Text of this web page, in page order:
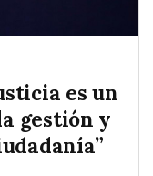
es un
gestión y